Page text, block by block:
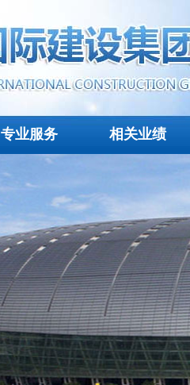
专业服务 相关业绩